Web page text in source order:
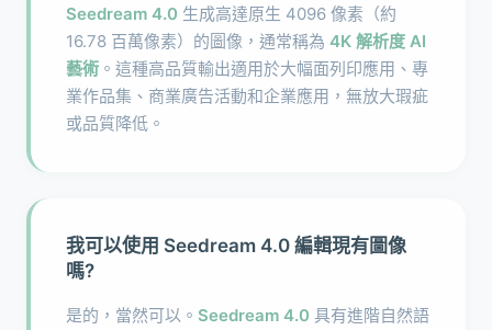
Seedream 4.0 生成高達原生 4096 像素（約
16.78 百萬像素）的圖像，通常稱為 4K 解析度 AI
藝術 。這種高品質輸出適用於大幅面列印應用、專
業作品集、商業廣告活動和企業應用，無放大瑕疵
或品質降低。
我可以使用 Seedream 4.0 編輯現有圖像
嗎?
是的，當然可以。 Seedream 4.0 具有進階自然語